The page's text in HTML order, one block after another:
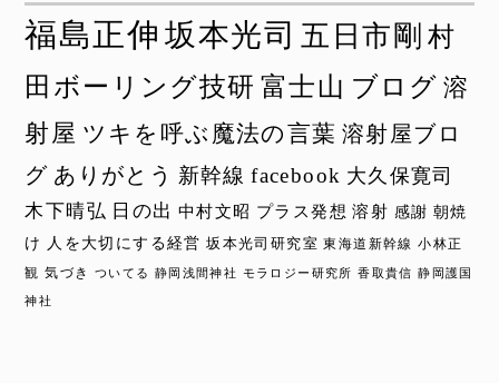
福島正伸 坂本光司 五日市剛 村
田ボーリング技研 富士山 ブログ 溶
射屋 ツキを呼ぶ魔法の言葉 溶射屋ブロ
グ ありがとう 新幹線 facebook 大久保寛司
木下晴弘 日の出 中村文昭 プラス発想 溶射 感謝 朝焼
け 人を大切にする経営 坂本光司研究室 東海道新幹線 小林正
観 気づき ついてる 静岡浅間神社 モラロジー研究所 香取貴信 静岡護国
神社